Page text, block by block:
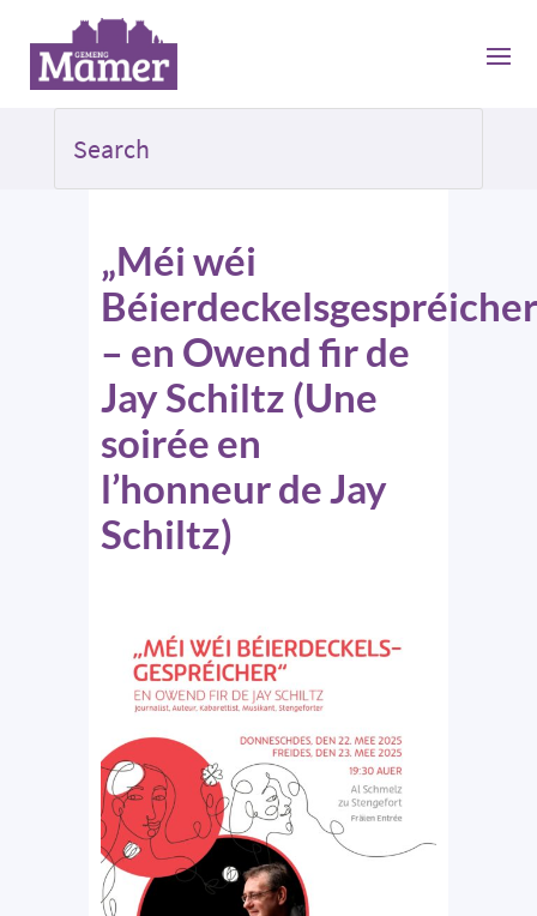
„Méi wéi
– en Owend fir de
Jay Schiltz (Une
soirée en
l’honneur de Jay
Schiltz)